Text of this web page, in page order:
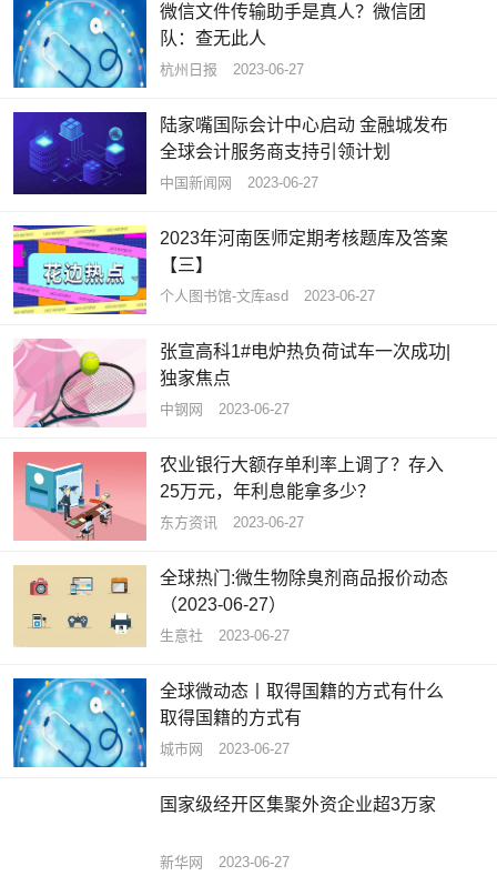
微信文件传输助手是真人？微信团
队：查无此人
杭州日报 2023-06-27
陆家嘴国际会计中心启动 金融城发布
全球会计服务商支持引领计划
中国新闻网 2023-06-27
2023年河南医师定期考核题库及答案
【三】
个人图书馆-文库asd 2023-06-27
张宣高科1#电炉热负荷试车一次成功|
独家焦点
中钢网 2023-06-27
农业银行大额存单利率上调了？存入
25万元，年利息能拿多少？
东方资讯 2023-06-27
全球热门:微生物除臭剂商品报价动态
（2023-06-27）
生意社 2023-06-27
全球微动态丨取得国籍的方式有什么
取得国籍的方式有
城市网 2023-06-27
国家级经开区集聚外资企业超3万家
新华网 2023-06-27